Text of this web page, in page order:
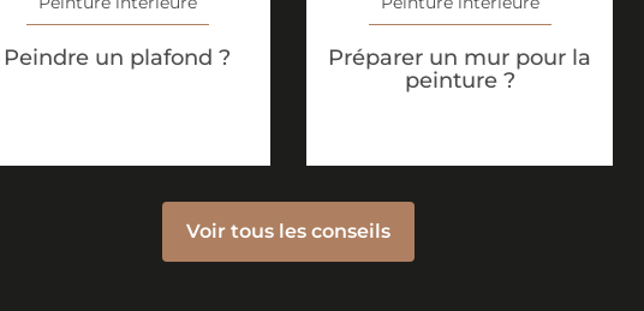
Peindre un plafond ?
Préparer un mur pour la
peinture ?
Voir tous les conseils